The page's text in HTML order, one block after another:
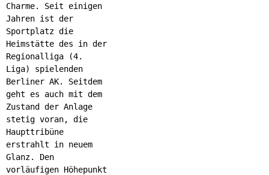
Charme. Seit einigen
Jahren ist der
Sportplatz die
Heimstätte des in der
Regionalliga (4.
Liga) spielenden
Berliner AK. Seitdem
geht es auch mit dem
Zustand der Anlage
stetig voran, die
Haupttribüne
erstrahlt in neuem
Glanz. Den
vorläufigen Höhepunkt